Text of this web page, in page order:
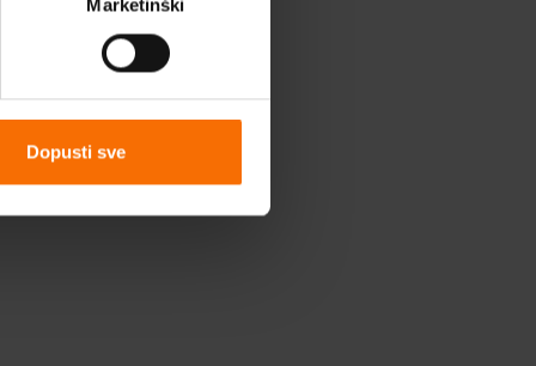
Marketinški
Dopusti sve